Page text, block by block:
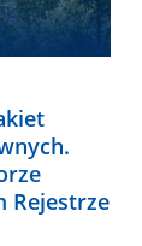
Rejestrze